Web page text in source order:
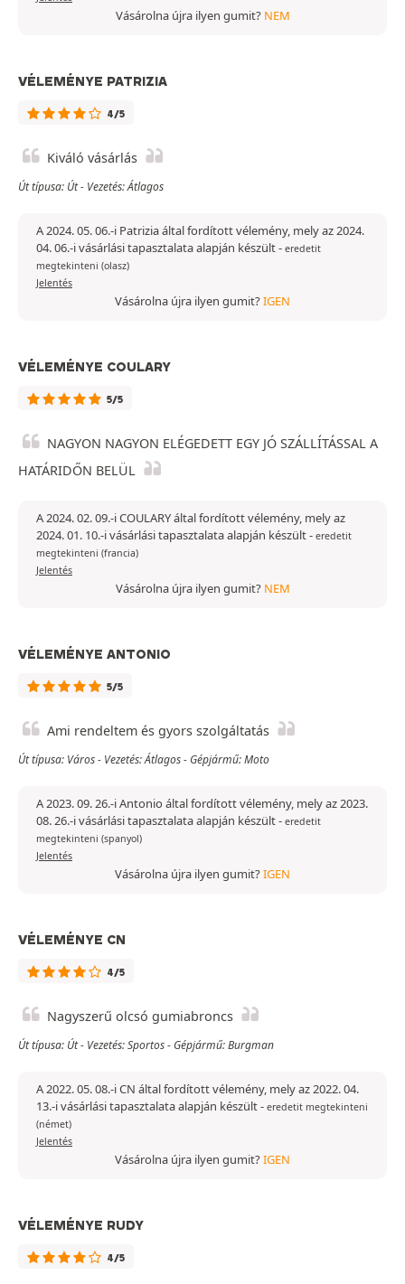
Vásárolna újra ilyen gumit? NEM
VÉLEMÉNYE PATRIZIA
4/5
Kiváló vásárlás
Út típusa: Út - Vezetés: Átlagos
A 2024. 05. 06.-i Patrizia által fordított vélemény, mely az 2024.
04. 06.-i vásárlási tapasztalata alapján készült- eredetit
megtekinteni (olasz)
Jelentés
Vásárolna újra ilyen gumit?IGEN
VÉLEMÉNYE COULARY
5/5
NAGYON NAGYON ELÉGEDETT EGY JÓ SZÁLLÍTÁSSAL A
HATÁRIDŐN BELÜL
A 2024. 02. 09.-i COULARY által fordított vélemény, mely az
2024. 01. 10.-i vásárlási tapasztalata alapján készült- eredetit
megtekinteni (francia)
Jelentés
Vásárolna újra ilyen gumit? NEM
VÉLEMÉNYE ANTONIO
5/5
Ami rendeltem és gyors szolgáltatás
Út típusa: Város - Vezetés: Átlagos - Gépjármű: Moto
A 2023. 09. 26.-i Antonio által fordított vélemény, mely az 2023.
08. 26.-i vásárlási tapasztalata alapján készült- eredetit
megtekinteni (spanyol)
Jelentés
Vásárolna újra ilyen gumit?IGEN
VÉLEMÉNYE CN
4/5
Nagyszerű olcsó gumiabroncs
Út típusa: Út - Vezetés: Sportos - Gépjármű: Burgman
A 2022. 05. 08.-i CN által fordított vélemény, mely az 2022. 04.
13.-i vásárlási tapasztalata alapján készült- eredetit megtekinteni
(német)
Jelentés
Vásárolna újra ilyen gumit?IGEN
VÉLEMÉNYE RUDY
4/5